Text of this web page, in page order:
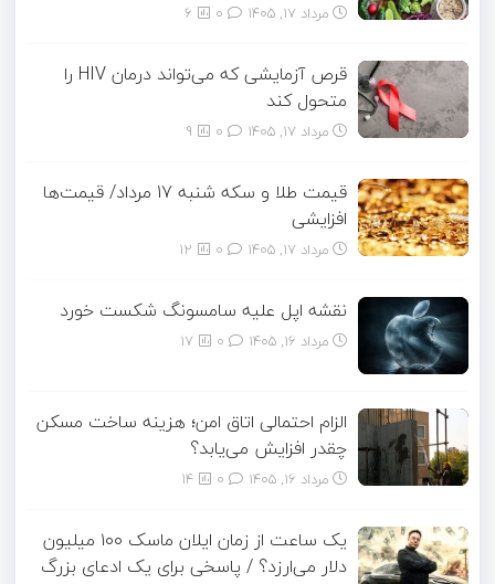
مرداد ۱۷, ۱۴۰۵ 6
قرص آزمایشی که می‌تواند درمان HIV را
متحول کند
مرداد ۱۷, ۱۴۰۵ 9
قیمت طلا و سکه شنبه 17 مرداد/ قیمت‌ها
افزایشی
مرداد ۱۷, ۱۴۰۵ 12
نقشه اپل علیه سامسونگ شکست خورد
مرداد ۱۶, ۱۴۰۵ 17
الزام احتمالی اتاق امن؛ هزینه ساخت مسکن
چقدر افزایش می‌یابد؟
مرداد ۱۶, ۱۴۰۵ 14
یک ساعت از زمان ایلان ماسک ۱۰۰ میلیون
دلار می‌ارزد؟ / پاسخی برای یک ادعای بزرگ